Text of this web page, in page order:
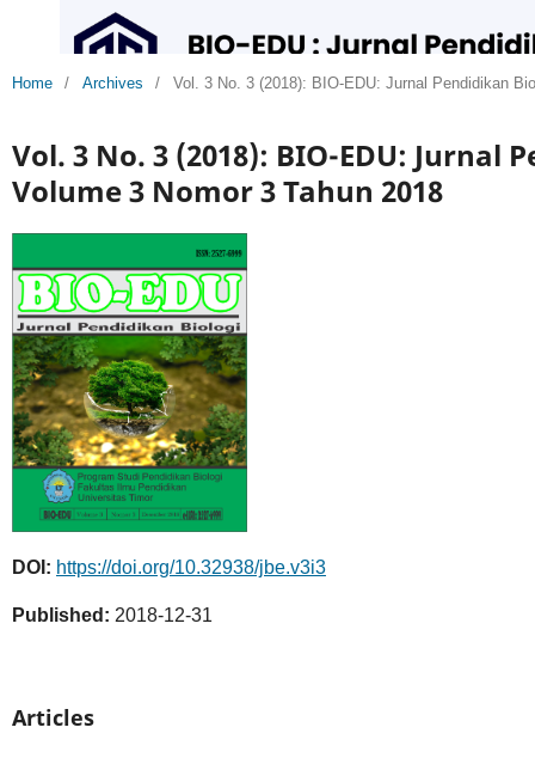
Home / Archives / Vol. 3 No. 3 (2018): BIO-EDU: Jurnal Pendidikan
Vol. 3 No. 3 (2018): BIO-EDU: Jurnal
Volume 3 Nomor 3 Tahun 2018
DOI: https://doi.org/10.32938/jbe.v3i3
Published: 2018-12-31
Articles